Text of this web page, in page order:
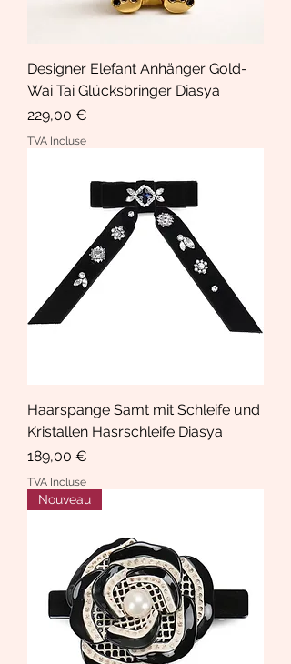
Designer Elefant Anhänger Gold-
Wai Tai Glücksbringer Diasya
Prix
229,00 €
TVA Incluse
Haarspange Samt mit Schleife und
Kristallen Hasrschleife Diasya
Prix
189,00 €
TVA Incluse
Nouveau